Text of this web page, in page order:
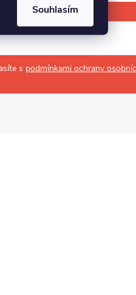
Souhlasím
s podmínkami ochrany